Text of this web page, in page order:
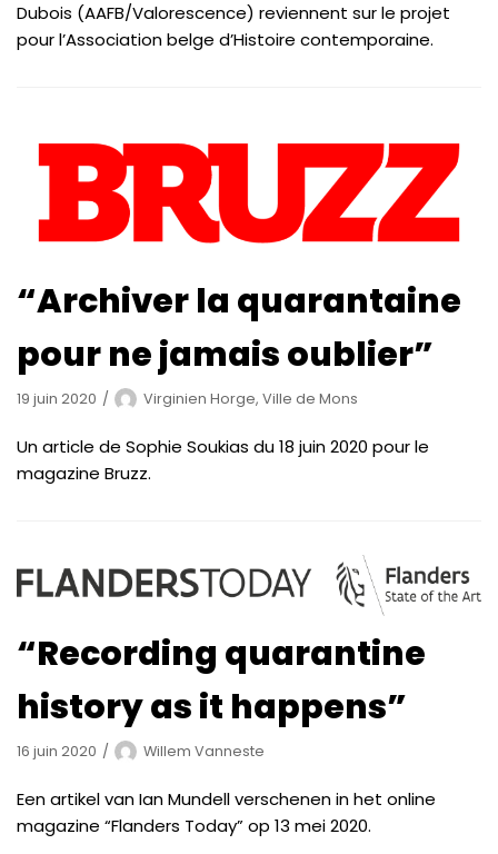
Dubois (AAFB/Valorescence) reviennent sur le projet
pour l’Association belge d’Histoire contemporaine.
“Archiver la quarantaine
pour ne jamais oublier”
19 juin 2020 Virginien Horge, Ville de Mons
Un article de Sophie Soukias du 18 juin 2020 pour le
magazine Bruzz.
“Recording quarantine
history as it happens”
16 juin 2020 Willem Vanneste
Een artikel van Ian Mundell verschenen in het online
magazine “Flanders Today” op 13 mei 2020.